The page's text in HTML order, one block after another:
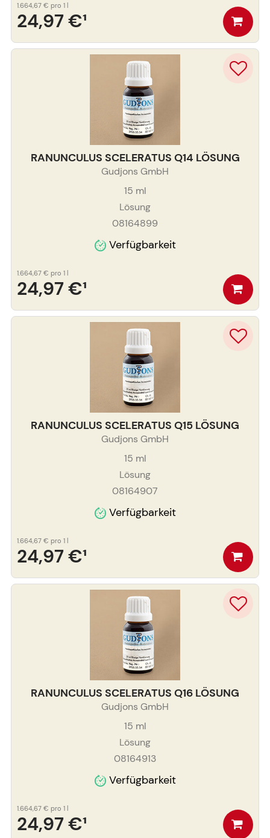
24,97 €¹
1.664,67 € pro 1 l
RANUNCULUS SCELERATUS Q14 LÖSUNG
Gudjons GmbH
15 ml
Lösung
08164899
Verfügbarkeit
24,97 €¹
1.664,67 € pro 1 l
RANUNCULUS SCELERATUS Q15 LÖSUNG
Gudjons GmbH
15 ml
Lösung
08164907
Verfügbarkeit
24,97 €¹
1.664,67 € pro 1 l
RANUNCULUS SCELERATUS Q16 LÖSUNG
Gudjons GmbH
15 ml
Lösung
08164913
Verfügbarkeit
24,97 €¹
1.664,67 € pro 1 l